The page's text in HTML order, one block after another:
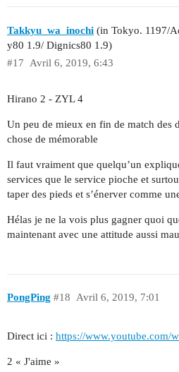
Takkyu_wa_inochi (in Tokyo. 1197/
y80 1.9/ Dignics80 1.9)
Avril 6, 2019, 6:43
#17
Hirano 2 - ZYL 4
Un peu de mieux en fin de match des
chose de mémorable
Il faut vraiment que quelqu’un
services que le service pioche et
taper des pieds et s’énerver comme
Hélas je ne la vois plus gagner quoi
maintenant avec une attitude aussi
PongPing Avril 6, 2019, 7:01
#18
Direct ici : https://www.youtube.com/
2 « J'aime »